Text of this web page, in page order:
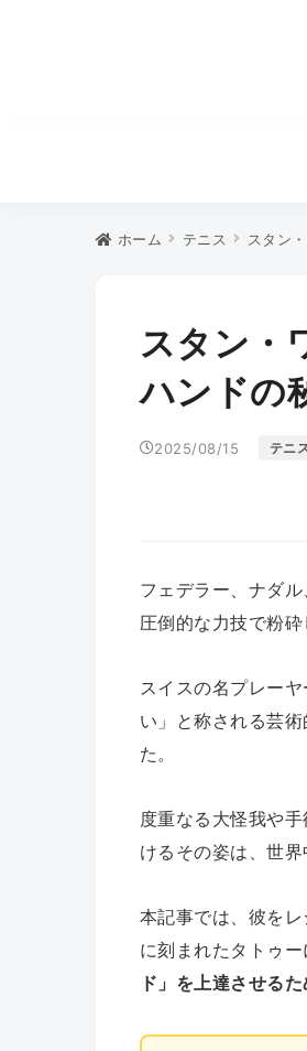
ホーム テニス スタン
スタン・
ハンドの
2025/08/15 テニ
フェデラー、ナダ
圧倒的な力技で粉
スイスの名プレーヤ
い」と称される芸
た。
度重なる大怪我や
けるその姿は、世
本記事では、彼を
に刻まれたタトゥ
ド」を上達させる